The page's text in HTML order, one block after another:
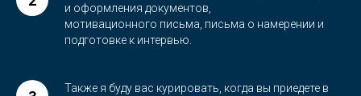
и оформления документов,
мотивационного письма, письма о намерении и
подготовке к интервью.
Также я буду вас курировать, когда вы приедете в